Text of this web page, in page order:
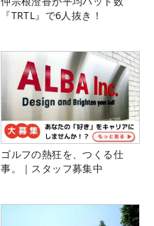
『TRTL』で6人抜き！
ゴルフの熱狂を、つくる仕
事。｜スタッフ募集中